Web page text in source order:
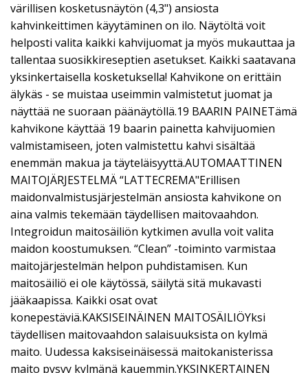
värillisen kosketusnäytön (4,3") ansiosta
kahvinkeittimen käyytäminen on ilo. Näytöltä voit
helposti valita kaikki kahvijuomat ja myös mukauttaa ja
tallentaa suosikkireseptien asetukset. Kaikki saatavana
yksinkertaisella kosketuksella! Kahvikone on erittäin
älykäs - se muistaa useimmin valmistetut juomat ja
näyttää ne suoraan päänäytöllä.19 BAARIN PAINETämä
kahvikone käyttää 19 baarin painetta kahvijuomien
valmistamiseen, joten valmistettu kahvi sisältää
enemmän makua ja täyteläisyyttä.AUTOMAATTINEN
MAITOJÄRJESTELMÄ “LATTECREMA"Erillisen
maidonvalmistusjärjestelmän ansiosta kahvikone on
aina valmis tekemään täydellisen maitovaahdon.
Integroidun maitosäiliön kytkimen avulla voit valita
maidon koostumuksen. “Clean” -toiminto varmistaa
maitojärjestelmän helpon puhdistamisen. Kun
maitosäiliö ei ole käytössä, säilytä sitä mukavasti
jääkaapissa. Kaikki osat ovat
konepestäviä.KAKSISEINÄINEN MAITOSÄILIÖYksi
täydellisen maitovaahdon salaisuuksista on kylmä
maito. Uudessa kaksiseinäisessä maitokanisterissa
maito pysyy kylmänä kauemmin.YKSINKERTAINEN